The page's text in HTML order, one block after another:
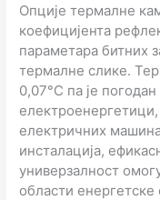
Опције термалне
коефицијента
параметара битних
термалне слике.
0,07°C па је
електричних
инсталација,
универзалност
области